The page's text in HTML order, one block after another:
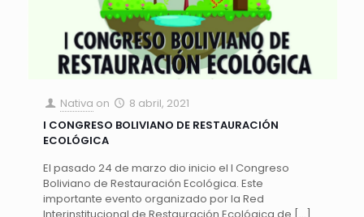
Nativa on
8 abril, 2021
I CONGRESO BOLIVIANO DE RESTAURACIÓN
ECOLÓGICA
El pasado 24 de marzo dio inicio el I Congreso
Boliviano de Restauración Ecológica. Este
importante evento organizado por la Red